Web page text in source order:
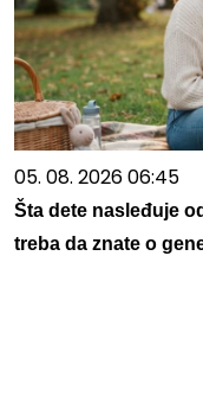
05. 08. 2026 06:45
Šta dete nasleđuje
treba da znate o